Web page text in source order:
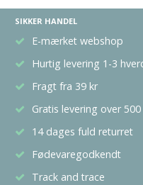
SIKKER HANDEL
E-mærket webshop
Hurtig levering 1-3
Fragt fra 39 kr
Gratis levering over
14 dages fuld returret
Fødevaregodkendt
Track and trace